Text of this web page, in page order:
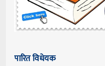
पारित विधेयक